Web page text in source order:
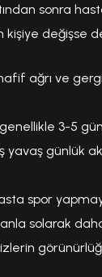
sonra
kişiye değişse
ağrı ve
3-5
yavaş günlük
spor
solarak